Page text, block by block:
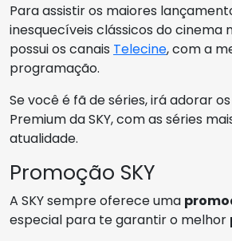
Para assistir os maiores
inesquecíveis clássicos do cinema
possui os canais Telecine, com a
programação.
Se você é fã de séries, irá adorar
Premium da SKY, com as séries
atualidade.
Promoção SKY
A SKY sempre oferece uma
especial para te garantir o melhor